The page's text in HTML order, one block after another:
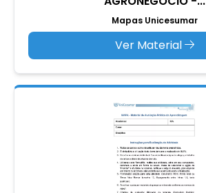
Mapas Unicesumar
Ver Material